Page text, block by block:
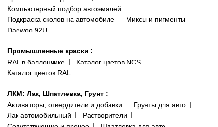
Одесса
пр-т Акад. Глушко, 29
066 554-97-70
Наши публикации
Публичная оферта
Политика конфиденциальности
Компьютерный подбор автоэмалей
Подкраска сколов на автомобиле
Миксы и пигменты
Daewoo 92U
Промышленные краски :
RAL в баллончике
Каталог цветов NCS
Каталог цветов RAL
ЛКМ: Лак, Шпатлевка, Грунт :
Активаторы, отвердители и добавки
Грунты для авто
Лак автомобильный
Растворители